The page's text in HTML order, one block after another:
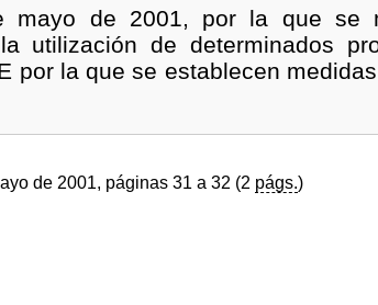
mayo de 2001, por la que se
utilización de determinados
por la que se establecen
de 2001, páginas 31 a 32 (2 págs.)